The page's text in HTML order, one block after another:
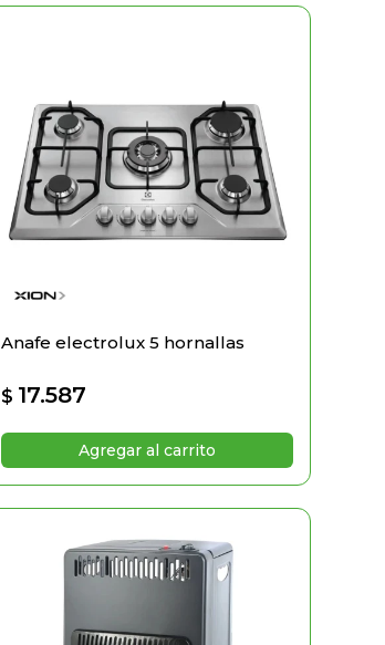
Anafe electrolux 5 hornallas
$ 17.587